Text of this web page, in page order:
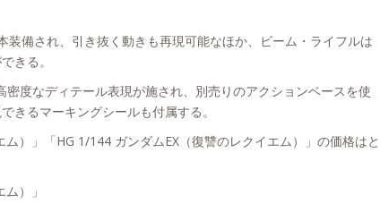
備され、引き抜く動きも再現可能なほか、ビーム・ライフルは
きる。
密度なディテール表現が施され、別売りのアクションベースを使
きるマーキングシールも付属する。
）」「HG 1/144 ガンダムEX（復讐のレクイエム）」の価格はと
）」